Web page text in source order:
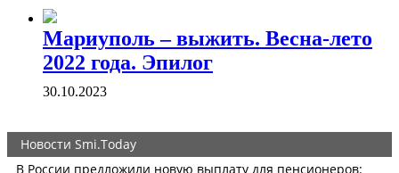
Мариуполь – выжить. Весна-лето
2022 года. Эпилог
30.10.2023